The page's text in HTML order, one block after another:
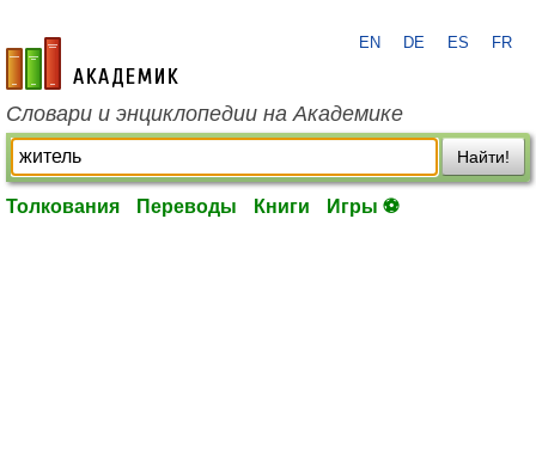
academic.ru
EN DE ES FR
Словари и энциклопедии на Академике
Найти!
Толкования Переводы Книги Игры ⚽